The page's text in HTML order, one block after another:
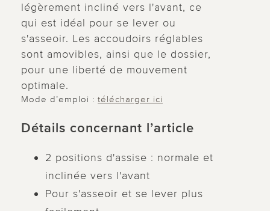
légèrement incliné vers l'avant, ce
qui est idéal pour se lever ou
s'asseoir. Les accoudoirs réglables
sont amovibles, ainsi que le dossier,
pour une liberté de mouvement
optimale.
Mode d’emploi : télécharger ici
Détails concernant l’article
2 positions d'assise : normale et
inclinée vers l'avant
Pour s'asseoir et se lever plus